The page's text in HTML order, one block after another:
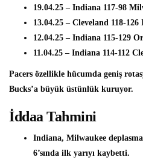
19.04.25 – Indiana 117-98
13.04.25 – Cleveland 118-126
12.04.25 – Indiana 115-129
11.04.25 – Indiana 114-112
Pacers özellikle hücumda geniş
Bucks’a büyük üstünlük kuruyor.
İddaa Tahmini
Indiana, Milwaukee
6’sında ilk yarıyı kaybetti.